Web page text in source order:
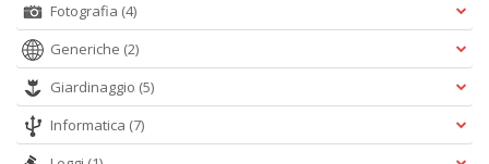
Fotografia (4)
Generiche (2)
Giardinaggio (5)
Informatica (7)